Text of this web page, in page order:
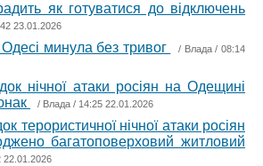
як готуватися до відключень
23.01.2026
минула без тривог / Влада/ 08:14
нічної атаки росіян на Одещині
/ Влада / 14:25 22.01.2026
терористичної нічної атаки росіян
багатоповерховий житловий
22.01.2026